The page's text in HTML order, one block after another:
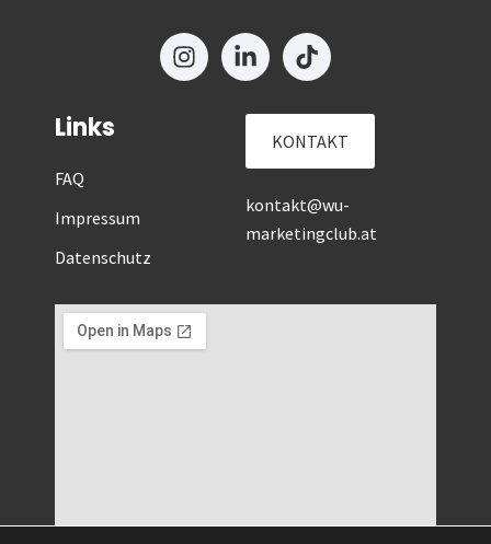
Links
FAQ
Impressum
Datenschutz
KONTAKT
kontakt@wu-
marketingclub.at